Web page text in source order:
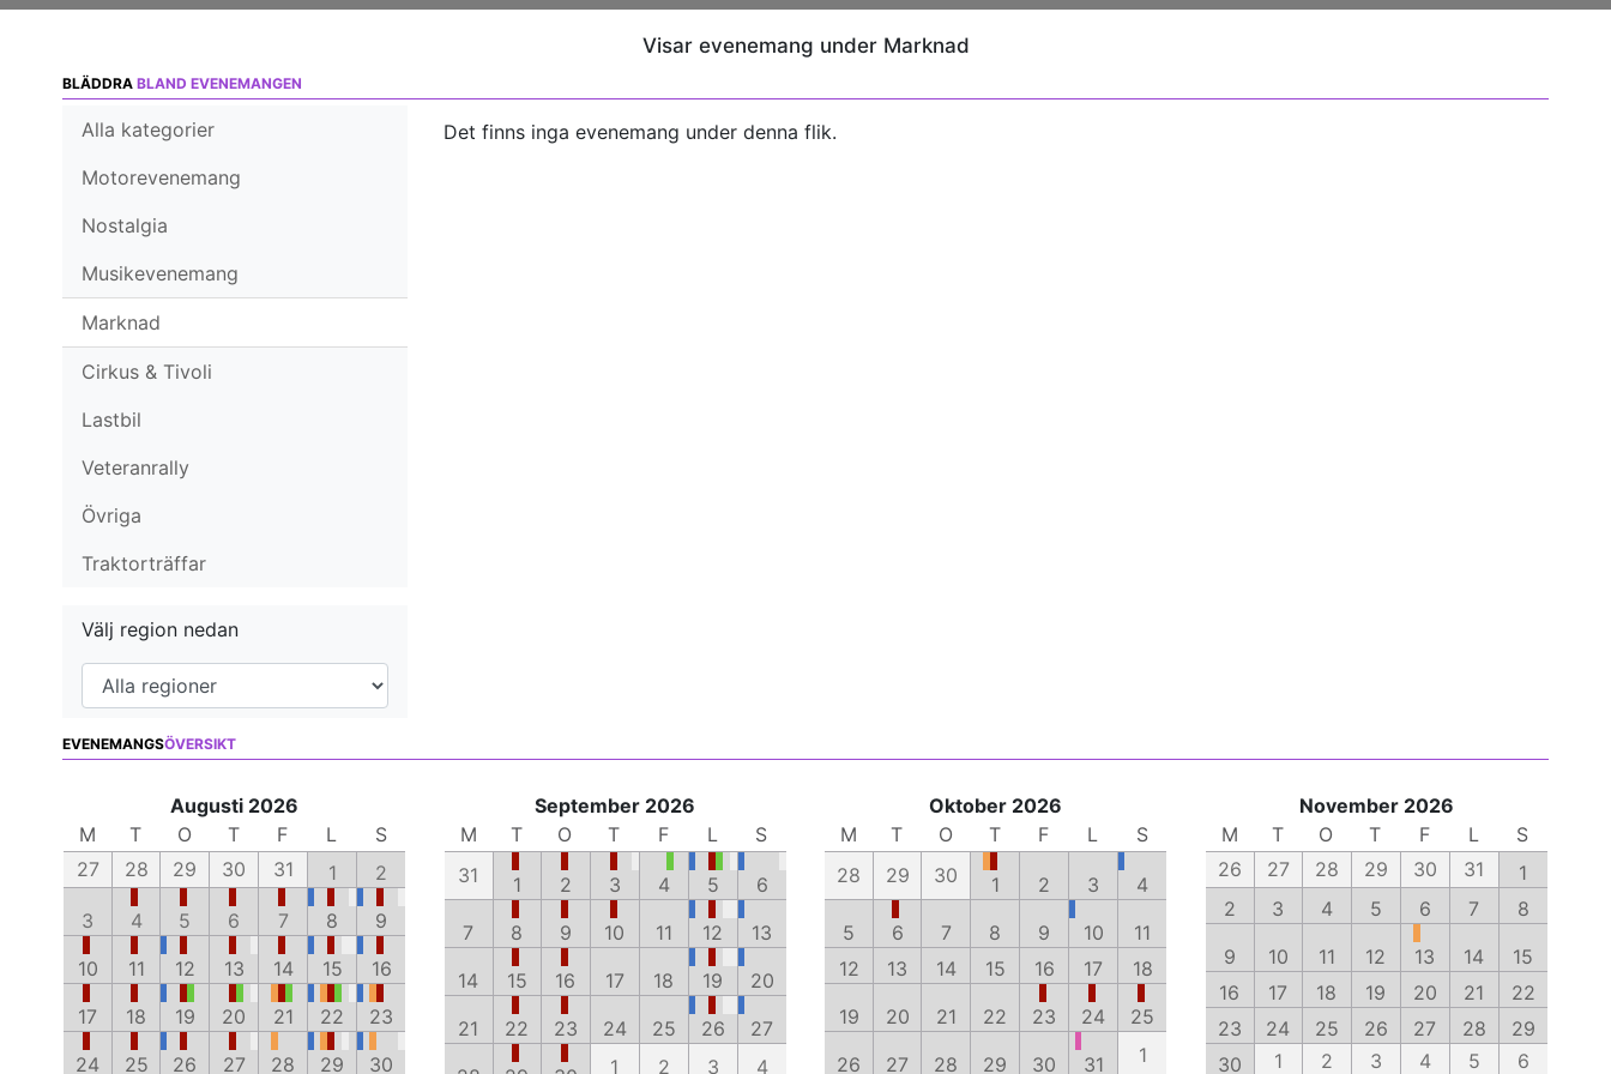
Visar evenemang under Marknad
BLÄDDRA BLAND EVENEMANGEN
Alla kategorier
Motorevenemang
Nostalgia
Musikevenemang
Marknad
Cirkus & Tivoli
Lastbil
Veteranrally
Övriga
Traktorträffar
Välj region nedan
Det finns inga evenemang under denna flik.
EVENEMANGSÖVERSIKT
Augusti 2026
M
T O T F L
S
27
28 29 30 31 1
2
3
4 5 6 7 8
9
10
11 12 13 14 15
16
17
18 19 20 21 22
23
24
25 26 27 28 29 30
September 2026
M
T O T F L
S
31
1 2 3 4 5
6
7
8 9 10 11 12
13
14
15 16 17 18 19
20
21
22 23 24 25 26
27
1 2 3 4
Oktober 2026
M
T O T F L
S
28
29 30 1 2 3
4
5
6 7 8 9 10
11
12
13 14 15 16 17
18
19
20 21 22 23 24
25
26
27 28 29 30 31 1
November 2026
M
T O T F L
S
26
27 28 29 30 31
1
2
3 4 5 6 7
8
9
10 11 12 13 14
15
16
17 18 19 20 21
22
23
24 25 26 27 28
29
30
1 2 3 4 5 6